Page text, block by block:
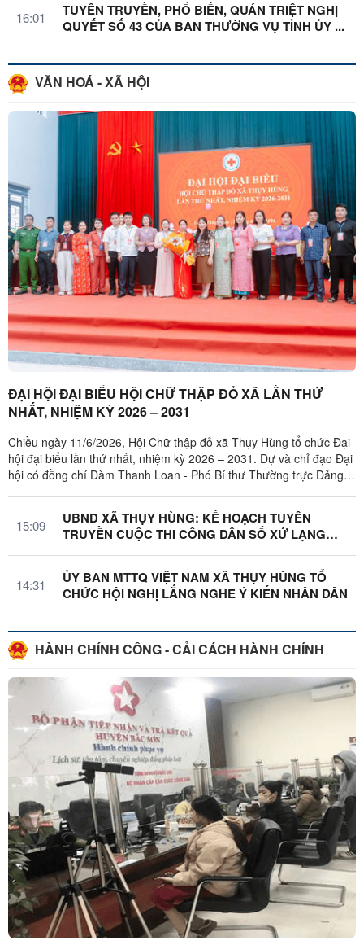
16:01
TUYÊN TRUYỀN, PHỔ BIẾN, QUÁN TRIỆT NGHỊ
QUYẾT SỐ 43 CỦA BAN THƯỜNG VỤ TỈNH ỦY ...
VĂN HOÁ - XÃ HỘI
ĐẠI HỘI ĐẠI BIỂU HỘI CHỮ THẬP ĐỎ XÃ LẦN THỨ
NHẤT, NHIỆM KỲ 2026 – 2031
Chiều ngày 11/6/2026, Hội Chữ thập đỏ xã Thụy Hùng tổ chức Đại
hội đại biểu lần thứ nhất, nhiệm kỳ 2026 – 2031. Dự và chỉ đạo Đại
hội có đồng chí Đàm Thanh Loan - Phó Bí thư Thường trực Đảng
15:09
UBND XÃ THỤY HÙNG: KẾ HOẠCH TUYÊN
TRUYỀN CUỘC THI CÔNG DÂN SỐ XỨ LẠNG
14:31
ỦY BAN MTTQ VIỆT NAM XÃ THỤY HÙNG TỔ
CHỨC HỘI NGHỊ LẮNG NGHE Ý KIẾN NHÂN DÂN
HÀNH CHÍNH CÔNG - CẢI CÁCH HÀNH CHÍNH